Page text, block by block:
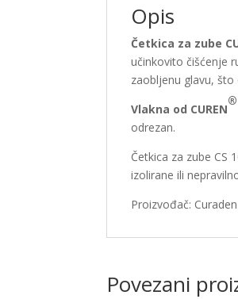
Opis
Četkica za zube
učinkovito čišćenje
zaobljenu glavu,
Vlakna od CUREN
®
odrezan.
Četkica za zube
izolirane ili
Proizvođač:
Povezani